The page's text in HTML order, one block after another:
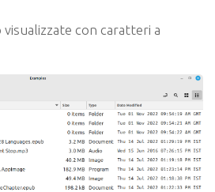
con caratteri a